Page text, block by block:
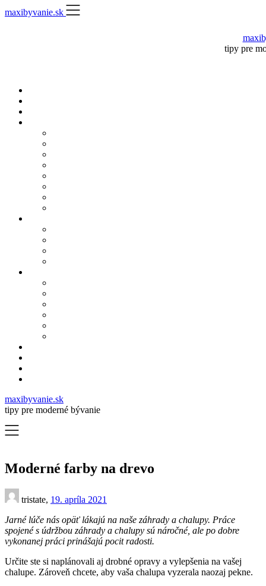
Skip
to
maxibyvanie.sk
tipy pre
maxibyvanie.sk
tipy pre moderné bývanie
Moderné farby na drevo
tristate, 19. apríla 2021
Jarné lúče nás opäť lákajú na naše záhrady a chalupy. Práce
spojené s údržbou záhrady a chalupy sú náročné, ale po dobre
vykonanej práci prinášajú pocit radosti.
Určite ste si naplánovali aj drobné opravy a vylepšenia na vašej
chalupe. Zároveň chcete, aby vaša chalupa vyzerala naozaj pekne.